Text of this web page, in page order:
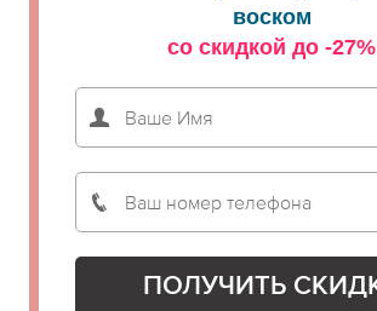
воском
со скидкой до -27%